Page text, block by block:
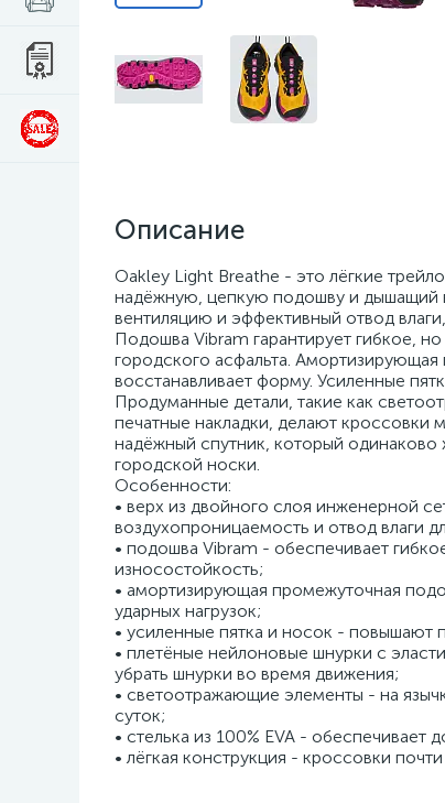
Описание
Oakley Light Breathe - это лёгкие
надёжную, цепкую подошву и дышащий
вентиляцию и эффективный отвод
Подошва Vibram гарантирует гибкое,
городского асфальта.
восстанавливает форму. Усиленные
Продуманные детали, такие как
печатные накладки, делают
надёжный спутник, который
городской носки.
Особенности:
• верх из двойного слоя инженерной
воздухопроницаемость и отвод влаги
• подошва Vibram - обеспечивает
износостойкость;
• амортизирующая промежуточная
ударных нагрузок;
• усиленные пятка и носок - повышают
• плетёные нейлоновые шнурки с
убрать шнурки во время движения;
• светоотражающие элементы - на
суток;
• стелька из 100% EVA -
• лёгкая конструкция - кроссовки